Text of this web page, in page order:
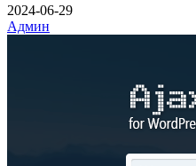
2024-06-29
Админ